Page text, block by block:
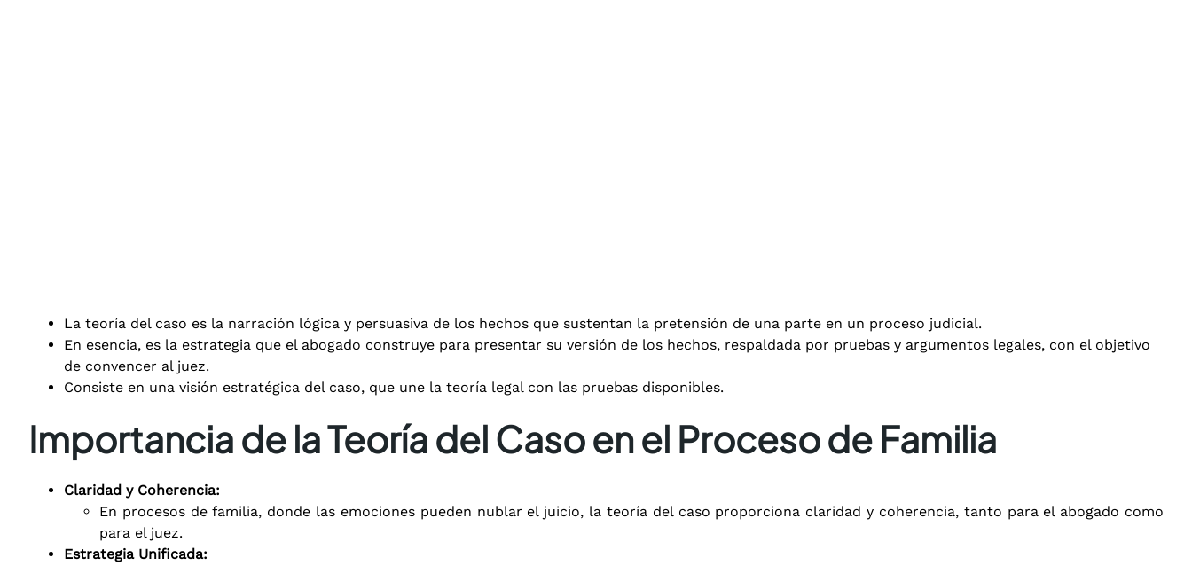
La teoría del caso es la narración lógica y persuasiva de los hechos que sustentan la pretensión de una parte en un proceso judicial.
En esencia, es la estrategia que el abogado construye para presentar su versión de los hechos, respaldada por pruebas y argumentos legales, con el objetivo
de convencer al juez.
Consiste en una visión estratégica del caso, que une la teoría legal con las pruebas disponibles.
Importancia de la Teoría del Caso en el Proceso de Familia
Claridad y Coherencia:
En procesos de familia, donde las emociones pueden nublar el juicio, la teoría del caso proporciona claridad y coherencia, tanto para el abogado como
para el juez.
Estrategia Unificada: